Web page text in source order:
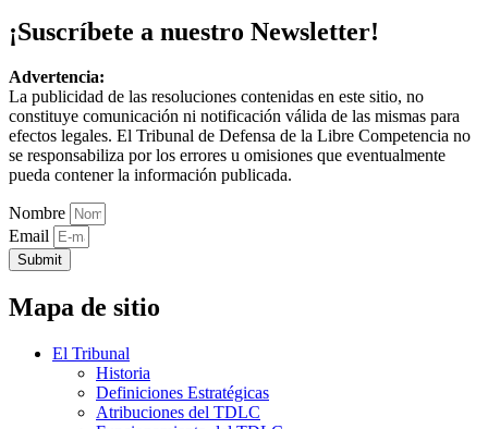
¡Suscríbete a nuestro Newsletter!
Advertencia:
La publicidad de las resoluciones contenidas en este sitio, no
constituye comunicación ni notificación válida de las mismas para
efectos legales. El Tribunal de Defensa de la Libre Competencia no
se responsabiliza por los errores u omisiones que eventualmente
pueda contener la información publicada.
Nombre
Email
Submit
Mapa de sitio
El Tribunal
Historia
Definiciones Estratégicas
Atribuciones del TDLC